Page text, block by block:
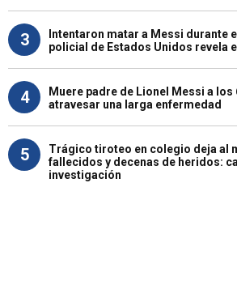
3
Intentaron matar a Messi durante
policial de Estados Unidos revela
4
Muere padre de Lionel Messi a los
atravesar una larga enfermedad
5
Trágico tiroteo en colegio deja al
fallecidos y decenas de heridos:
investigación